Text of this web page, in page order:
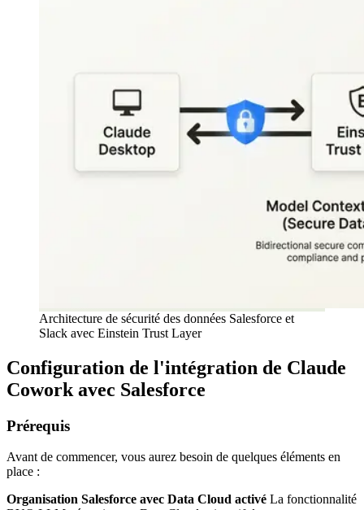
Architecture de sécurité des données Salesforce et
Slack avec Einstein Trust Layer
Configuration de l'intégration de Claude
Cowork avec Salesforce
Prérequis
Avant de commencer, vous aurez besoin de quelques éléments en
place :
Organisation Salesforce avec Data Cloud activé La fonctionnalité